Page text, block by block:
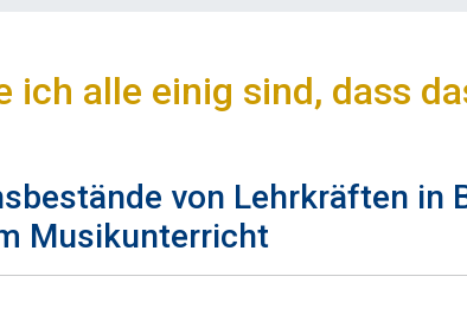
ich alle einig sind, dass
von Lehrkräften in
Musikunterricht